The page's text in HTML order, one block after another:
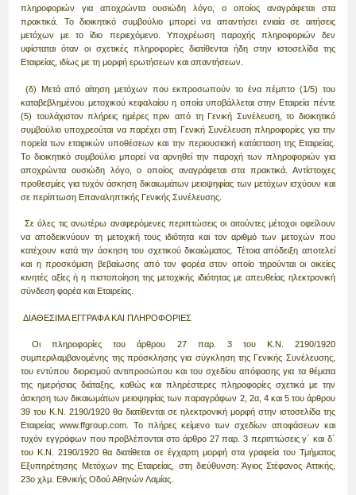
πληροφοριών για αποχρώντα ουσιώδη λόγο, ο οποίος αναγράφεται στα
πρακτικά. Το διοικητικό συμβούλιο μπορεί να απαντήσει ενιαία σε αιτήσεις
μετόχων με το ίδιο περιεχόμενο. Υποχρέωση παροχής πληροφοριών δεν
υφίσταται όταν οι σχετικές πληροφορίες διατίθενται ήδη στην ιστοσελίδα της
Εταιρείας, ιδίως με τη μορφή ερωτήσεων και απαντήσεων.
(δ) Μετά από αίτηση μετόχων που εκπροσωπούν το ένα πέμπτο (1/5) του
καταβεβλημένου μετοχικού κεφαλαίου η οποία υποβάλλεται στην Εταιρεία πέντε
(5) τουλάχιστον πλήρεις ημέρες πριν από τη Γενική Συνέλευση, το διοικητικό
συμβούλιο υποχρεούται να παρέχει στη Γενική Συνέλευση πληροφορίες για την
πορεία των εταιρικών υποθέσεων και την περιουσιακή κατάσταση της Εταιρείας.
Το διοικητικό συμβούλιο μπορεί να αρνηθεί την παροχή των πληροφοριών για
αποχρώντα ουσιώδη λόγο, ο οποίος αναγράφεται στα πρακτικά. Αντίστοιχες
προθεσμίες για τυχόν άσκηση δικαιωμάτων μειοψηφίας των μετόχων ισχύουν και
σε περίπτωση Επαναληπτικής Γενικής Συνέλευσης.
Σε όλες τις ανωτέρω αναφερόμενες περιπτώσεις οι αιτούντες μέτοχοι οφείλουν
να αποδεικνύουν τη μετοχική τους ιδιότητα και τον αριθμό των μετοχών που
κατέχουν κατά την άσκηση του σχετικού δικαιώματος. Τέτοια απόδειξη αποτελεί
και η προσκόμιση βεβαίωσης από τον φορέα στον οποίο τηρούνται οι οικείες
κινητές αξίες ή η πιστοποίηση της μετοχικής ιδιότητας με απευθείας ηλεκτρονική
σύνδεση φορέα και Εταιρείας.
ΔΙΑΘΕΣΙΜΑ ΕΓΓΡΑΦΑ ΚΑΙ ΠΛΗΡΟΦΟΡΙΕΣ
Οι πληροφορίες του άρθρου 27 παρ. 3 του Κ.Ν. 2190/1920
συμπεριλαμβανομένης της πρόσκλησης για σύγκληση της Γενικής Συνέλευσης,
του εντύπου διορισμού αντιπροσώπου και του σχεδίου απόφασης για τα θέματα
της ημερήσιας διάταξης, καθώς και πληρέστερες πληροφορίες σχετικά με την
άσκηση των δικαιωμάτων μειοψηφίας των παραγράφων 2, 2α, 4 και 5 του άρθρου
39 του Κ.Ν. 2190/1920 θα διατίθενται σε ηλεκτρονική μορφή στην ιστοσελίδα της
Εταιρείας www.ffgroup.com. Το πλήρες κείμενο των σχεδίων αποφάσεων και
τυχόν εγγράφων που προβλέπονται στο άρθρο 27 παρ. 3 περιπτώσεις γ΄ και δ΄
του Κ.Ν. 2190/1920 θα διατίθεται σε έγχαρτη μορφή στα γραφεία του Τμήματος
Εξυπηρέτησης Μετόχων της Εταιρείας, στη διεύθυνση: Άγιος Στέφανος Αττικής,
23ο χλμ. Εθνικής Οδού Αθηνών Λαμίας.